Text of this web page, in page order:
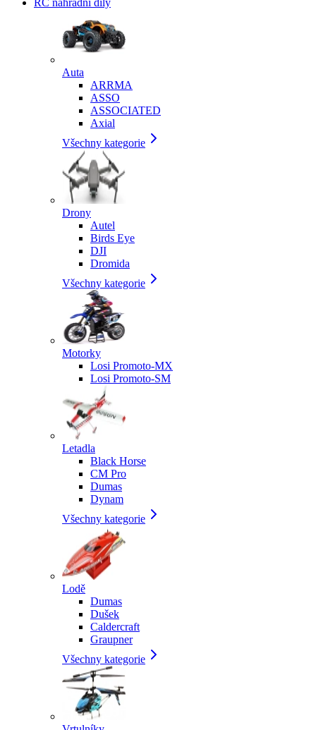
RC náhradní díly
Auta
ARRMA
ASSO
ASSOCIATED
Axial
Všechny kategorie
Drony
Autel
Birds Eye
DJI
Dromida
Všechny kategorie
Motorky
Losi Promoto-MX
Losi Promoto-SM
Letadla
Black Horse
CM Pro
Dumas
Dynam
Všechny kategorie
Lodě
Dumas
Dušek
Caldercraft
Graupner
Všechny kategorie